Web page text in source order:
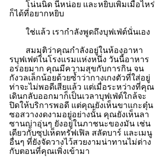
ก็ได้ที่อยากหยิบ
        ใช่แล้ว เรากำลังพูดถึงบุฟเฟ่ต์นั่นเอง
รบุฟเฟต่ในโรงแรมแห่งหนึ่ง วันนี้อาหาร
อร่อยมาก คุณมีความสุขกับการกิน จน
กังวลเล็กน้อยด้วยซ้ำว่ากางเกงตัวที่ใส่อยู่
ท่าจะไม่พอดีเสียแล้ว แต่เมื่อระหว่างที่คุณ
เดินกลับออกมาก็เป็นเวลาบุฟเฟ่ต์ใกล้จะ
ปิดให้บริการพอดี แต่คุณยังเห็นขาแกะตุ๋น
ซอสวางงดงามอยู่อย่างนั้น คุณยังเห็นลา
ซานญ่าอุ่นๆ ยังอยู่ในภาชนะของมัน เช่น
เดียวกับซุปเห็ดทรัฟเฟิล สลัดบาร์ และเมนู
อื่นๆ ที่ยังจัดวางไว้สวยงามน่าทานไม่ต่าง
กับตอนที่คุณเพิ่งเข้ามา